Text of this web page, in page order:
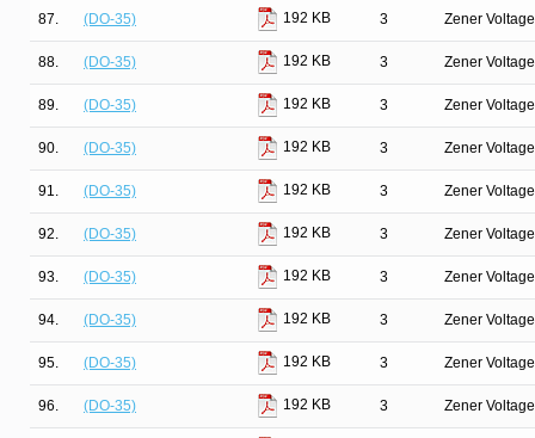
87. (DO-35) 192 KB 3 Zener
88. (DO-35) 192 KB 3 Zener
89. (DO-35) 192 KB 3 Zener
90. (DO-35) 192 KB 3 Zener
91. (DO-35) 192 KB 3 Zener
92. (DO-35) 192 KB 3 Zener
93. (DO-35) 192 KB 3 Zener
94. (DO-35) 192 KB 3 Zener
95. (DO-35) 192 KB 3 Zener
96. (DO-35) 192 KB 3 Zener